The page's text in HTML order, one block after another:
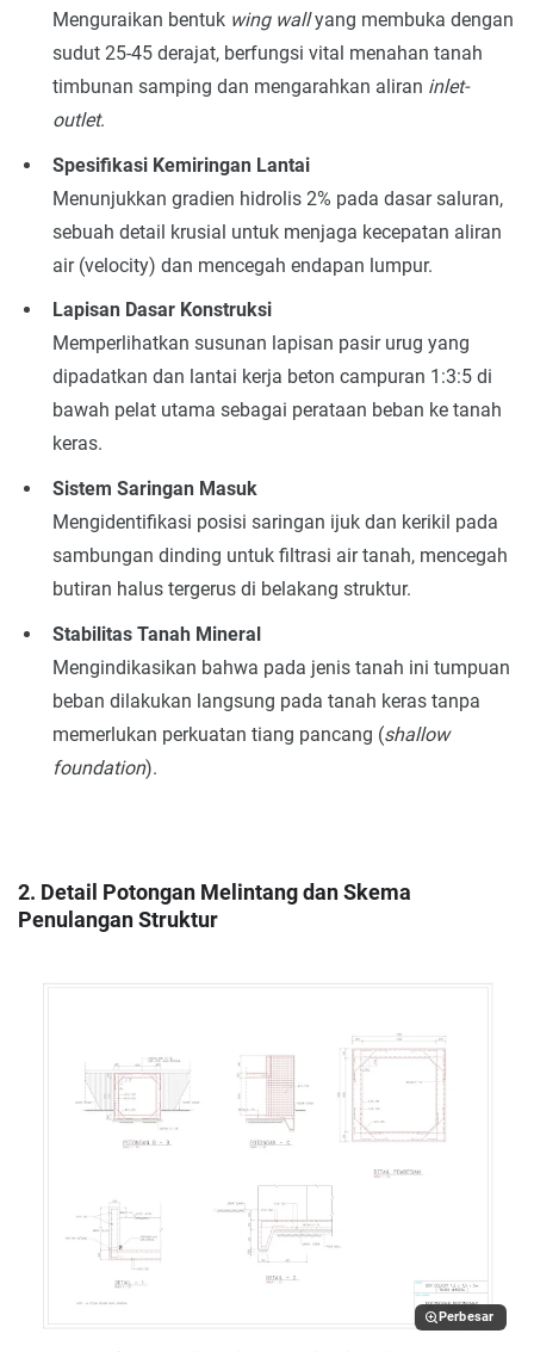
Menguraikan bentuk wing wallyang membuka dengan
sudut 25-45 derajat, berfungsi vital menahan tanah
timbunan samping dan mengarahkan aliran inlet-
outlet.
Spesifikasi Kemiringan Lantai
Menunjukkan gradien hidrolis 2% pada dasar saluran,
sebuah detail krusial untuk menjaga kecepatan aliran
air (velocity) dan mencegah endapan lumpur.
Lapisan Dasar Konstruksi
Memperlihatkan susunan lapisan pasir urug yang
dipadatkan dan lantai kerja beton campuran 1:3:5 di
bawah pelat utama sebagai perataan beban ke tanah
keras.
Sistem Saringan Masuk
Mengidentifikasi posisi saringan ijuk dan kerikil pada
sambungan dinding untuk filtrasi air tanah, mencegah
butiran halus tergerus di belakang struktur.
Stabilitas Tanah Mineral
Mengindikasikan bahwa pada jenis tanah ini tumpuan
beban dilakukan langsung pada tanah keras tanpa
memerlukan perkuatan tiang pancang (shallow
foundation).
2. Detail Potongan Melintang dan Skema
Penulangan Struktur
Perbesar